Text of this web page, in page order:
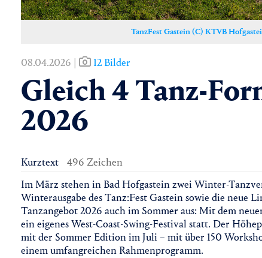
TanzFest Gastein (C) KTVB
08.04.2026 | 12 Bilder
Gleich 4 Tanz-
2026
Kurztext 496 Zeichen
Im März stehen in Bad Hofgastein zwei Winter-
Winterausgabe des Tanz:Fest Gastein sowie die neue
Tanzangebot 2026 auch im Sommer aus: Mit dem
ein eigenes West-Coast-Swing-Festival statt. Der
mit der Sommer Edition im Juli – mit über 150
einem umfangreichen Rahmenprogramm.